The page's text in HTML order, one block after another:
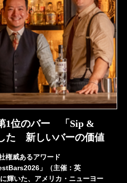
1位のバー 「Sip &
た 新しいバーの価値
権威あるアワード
」（主催：英
輝いた、アメリカ・ニューヨー